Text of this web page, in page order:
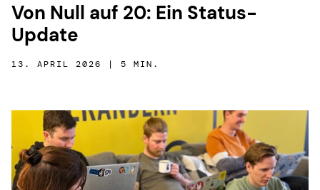
Von Null auf 20: Ein Status-
Update
13. APRIL 2026 | 5 MIN.